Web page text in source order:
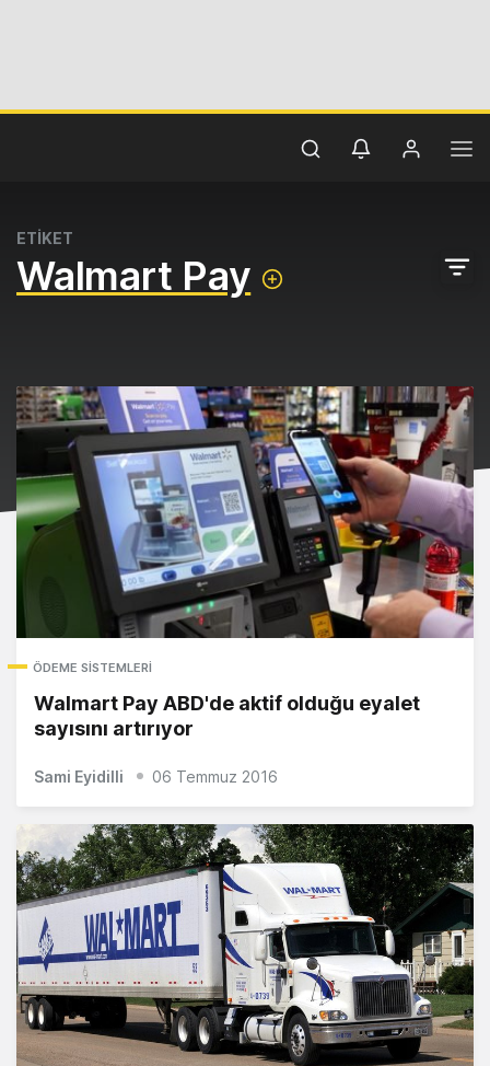
ETİKET
Walmart Pay
ÖDEME SISTEMLERI
Walmart Pay ABD'de aktif olduğu eyalet
sayısını artırıyor
Sami Eyidilli 06 Temmuz 2016